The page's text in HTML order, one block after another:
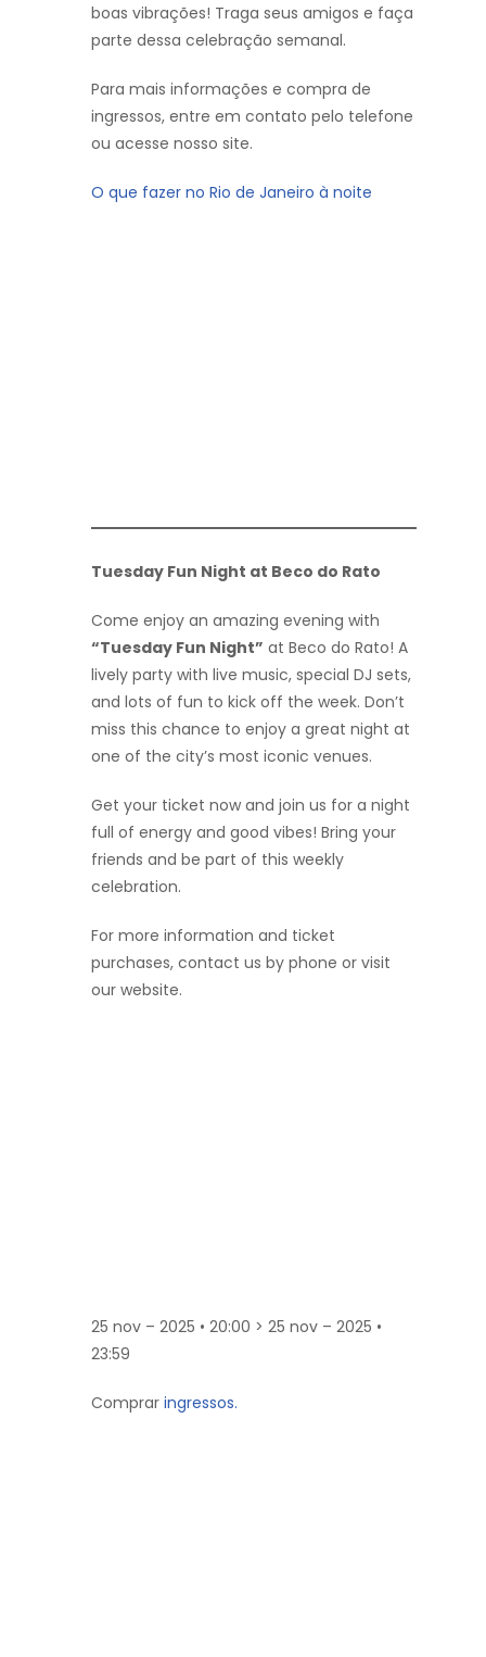
boas vibrações! Traga seus amigos e faça
parte dessa celebração semanal.
Para mais informações e compra de
ingressos, entre em contato pelo telefone
ou acesse nosso site.
O que fazer no Rio de Janeiro à noite
Tuesday Fun Night at Beco do Rato
Come enjoy an amazing evening with
“Tuesday Fun Night” at Beco do Rato! A
lively party with live music, special DJ sets,
and lots of fun to kick off the week. Don’t
miss this chance to enjoy a great night at
one of the city’s most iconic venues.
Get your ticket now and join us for a night
full of energy and good vibes! Bring your
friends and be part of this weekly
celebration.
For more information and ticket
purchases, contact us by phone or visit
our website.
25 nov – 2025 • 20:00 > 25 nov – 2025 •
23:59
Comprar ingressos.